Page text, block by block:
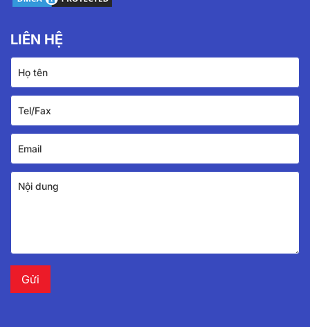
LIÊN HỆ